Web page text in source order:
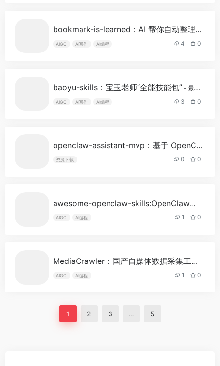
bookmark-is-learned：AI 帮你自动整理书签
AIGC AI写作 AI编程 4 0
baoyu-skills：宝玉老师“全能技能包” - 最新版
AIGC AI写作 AI编程 3 0
openclaw-assistant-mvp：基于 OpenClaw 框架开发的轻量级“全能 AI 助理”
资源下载 0 0
awesome-openclaw-skills:OpenClaw技能仓库
AIGC AI编程 1 0
MediaCrawler：国产自媒体数据采集工具
AIGC AI编程 1 0
1 2 3 … 5